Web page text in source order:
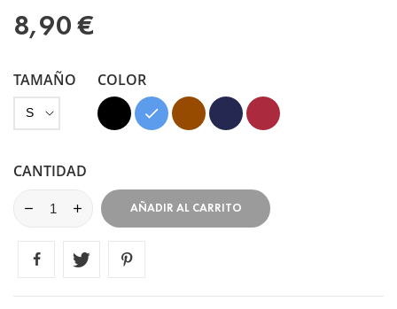
8,90 €
TAMAÑO COLOR
Negro Azul MarrónAzul
Marino
Granate
CANTIDAD
AÑADIR AL CARRITO